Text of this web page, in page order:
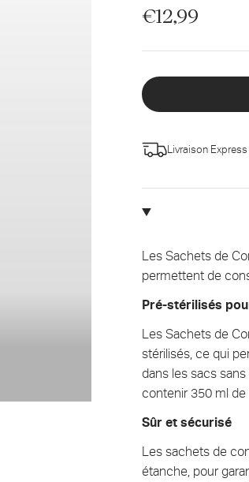
€12,99
Livraison
Les Sachets de
permettent de
Pré-stérilisés
Les Sachets de
stérilisés, ce qui
dans les sacs
contenir 350 ml de
Sûr et sécurisé
Les sachets de
étanche, pour